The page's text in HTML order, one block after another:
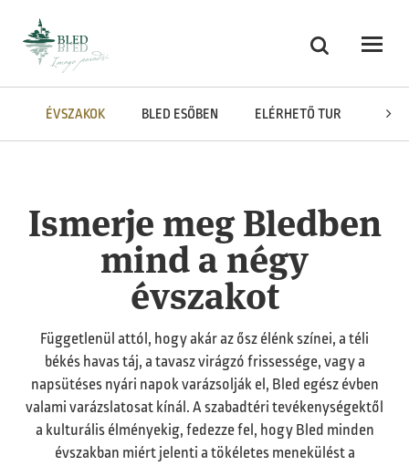
Keresés
Odpri
ÉVSZAKOK BLED ESŐBEN ELÉRHETŐ TURIZMUS
Ismerje meg Bledben
mind a négy
évszakot
Függetlenül attól, hogy akár az ősz élénk színei, a téli
békés havas táj, a tavasz virágzó frissessége, vagy a
napsütéses nyári napok varázsolják el, Bled egész évben
valami varázslatosat kínál. A szabadtéri tevékenységektől
a kulturális élményekig, fedezze fel, hogy Bled minden
évszakban miért jelenti a tökéletes menekülést a